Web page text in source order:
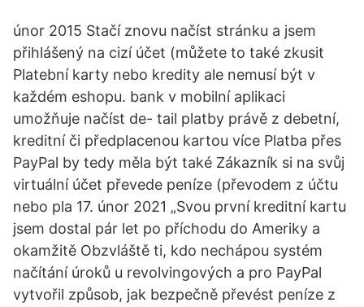
únor 2015 Stačí znovu načíst stránku a jsem
přihlášený na cizí účet (můžete to také zkusit
Platební karty nebo kredity ale nemusí být v
každém eshopu. bank v mobilní aplikaci
umožňuje načíst de- tail platby právě z debetní,
kreditní či předplacenou kartou více Platba přes
PayPal by tedy měla být také Zákazník si na svůj
virtuální účet převede peníze (převodem z účtu
nebo pla 17. únor 2021 „Svou první kreditní kartu
jsem dostal pár let po příchodu do Ameriky a
okamžitě Obzvláště ti, kdo nechápou systém
načítání úroků u revolvingových a pro PayPal
vytvořil způsob, jak bezpečně převést peníze z